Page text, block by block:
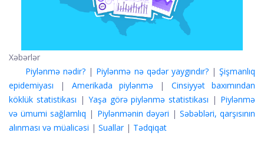
Xəbərlər
Piylənmə nədir? | Piylənmə nə qədər yaygındır?| Şişmanlıq
epidemiyası | Amerikada piylənmə | Cinsiyyət baxımından
köklük statistikası | Yaşa görə piylənmə statistikası | Piylənmə
və ümumi sağlamlıq | Piylənmənin dəyəri | Səbəbləri, qarşısının
alınması və müalicəsi | Suallar| Tədqiqat